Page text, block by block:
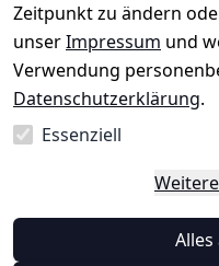
Zeitpunkt zu ändern
unserImpressum und
Verwendung
Datenschutzerklärung.
Essenziell